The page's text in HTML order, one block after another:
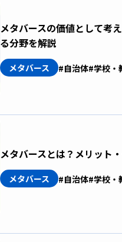
メタバースの価値として考
る分野を解説
メタバース #自治体#学校・
メタバースとは？メリット
メタバース #自治体#学校・